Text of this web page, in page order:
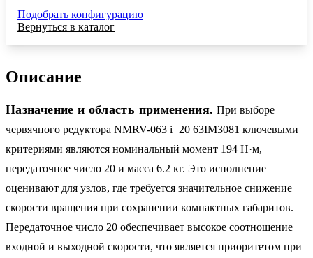
Подобрать конфигурацию
Вернуться в каталог
Описание
Назначение и область применения. При выборе
червячного редуктора NMRV-063 i=20 63IM3081 ключевыми
критериями являются номинальный момент 194 Н·м,
передаточное число 20 и масса 6.2 кг. Это исполнение
оценивают для узлов, где требуется значительное снижение
скорости вращения при сохранении компактных габаритов.
Передаточное число 20 обеспечивает высокое соотношение
входной и выходной скорости, что является приоритетом при